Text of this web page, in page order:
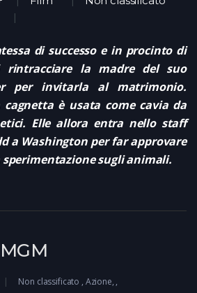
di successo e in procinto di
rintracciare la madre del suo
per invitarla al matrimonio.
cagnetta è usata come cavia da
Elle allora entra nello staff
a Washington per far approvare
sperimentazione sugli animali.
Non classificato Azione